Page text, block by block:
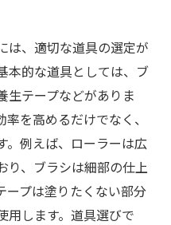
要な準備
テップ
っておくべきこと
立つヒント
細ガイド
テクニック
の基本
プロの技
は、適切な道具の選定が
本的な道具としては、ブ
生テープなどがありま
を高めるだけでなく、
。例えば、ローラーは広
り、ブラシは細部の仕上
ープは塗りたくない部分
用します。道具選びで